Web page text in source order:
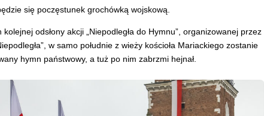
się poczęstunek grochówką wojskową.
odsłony akcji „Niepodległa do Hymnu”, organizowanej przez
w samo południe z wieży kościoła Mariackiego zostanie
hymn państwowy, a tuż po nim zabrzmi hejnał.